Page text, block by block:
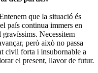
que la situació és
país continua immers en
Necessitem
però això no passa
civil forta i insubornable a
el present, llavor de futur.